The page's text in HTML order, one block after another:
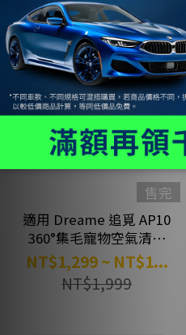
售完
適用 Dreame 追覓 AP10
360°集毛寵物空氣清淨
機 複合式抗菌HEPA濾芯
綠綠好日
NT$1,299 ~ NT$1...
NT$1,999